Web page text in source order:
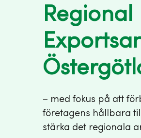
Regional
– med fokus på att
företagens hållbara
stärka det regionala